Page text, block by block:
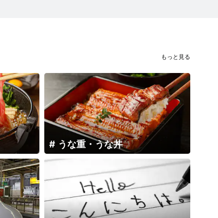
もっと見る
うな重・うな丼